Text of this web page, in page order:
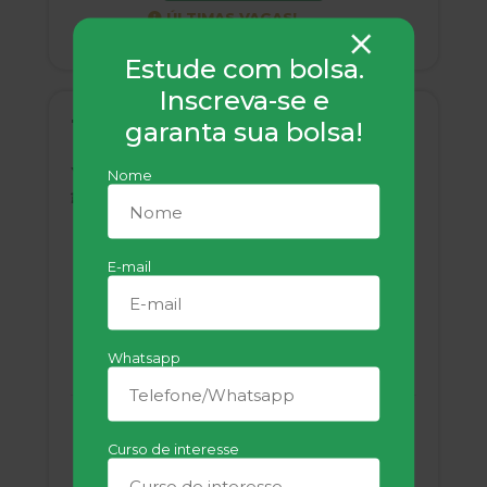
ÚLTIMAS VAGAS!
Teologia
Graduação - Bacharelado
R$ 74,75/Mês
Estude com bolsa.
Inscreva-se e
garanta sua bolsa!
Nome
E-mail
Whatsapp
Curso de interesse